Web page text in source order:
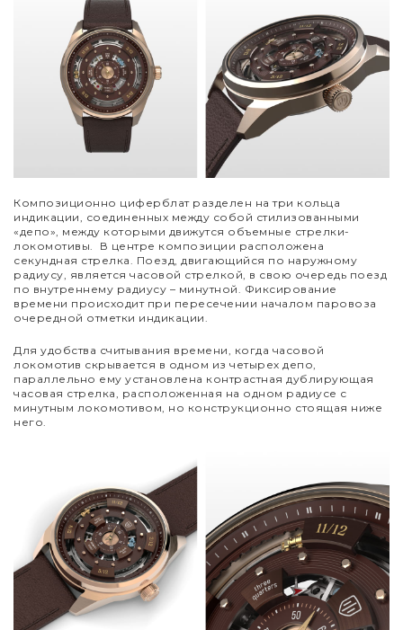
Композиционно циферблат разделен на три кольца
индикации, соединенных между собой стилизованными
«депо», между которыми движутся объемные стрелки-
локомотивы.
В центре композиции расположена
секундная стрелка. Поезд, двигающийся по наружному
радиусу, является часовой стрелкой, в свою очередь поезд
по внутреннему радиусу – минутной. Фиксирование
времени происходит при пересечении началом паровоза
очередной отметки индикации.
Для удобства считывания времени, когда часовой
локомотив скрывается в одном из четырех депо,
параллельно ему установлена контрастная дублирующая
часовая стрелка, расположенная на одном радиусе с
минутным локомотивом, но конструкционно стоящая ниже
него.